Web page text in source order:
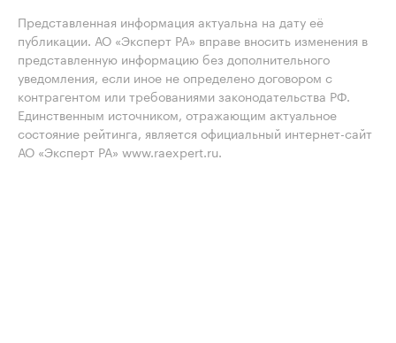
Представленная информация актуальна на дату её
публикации. АО «Эксперт РА» вправе вносить изменения в
представленную информацию без дополнительного
уведомления, если иное не определено договором с
контрагентом или требованиями законодательства РФ.
Единственным источником, отражающим актуальное
состояние рейтинга, является официальный интернет-сайт
АО «Эксперт РА» www.raexpert.ru.